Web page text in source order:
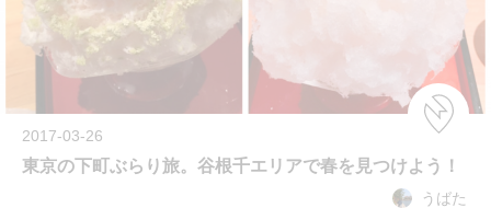
2017-03-26
東京の下町ぶらり旅。谷根千エリアで春を見つけよう！
うばた